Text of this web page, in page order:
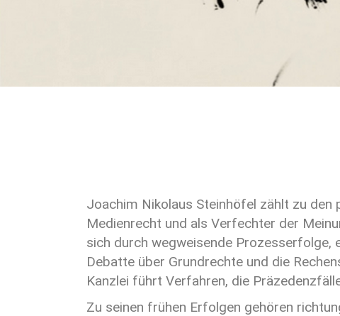
Joachim Nikolaus Steinhöfel zählt zu
Medienrecht und als Verfechter der
sich durch wegweisende
Debatte über Grundrechte und die
Kanzlei führt Verfahren, die
Zu seinen frühen Erfolgen gehören